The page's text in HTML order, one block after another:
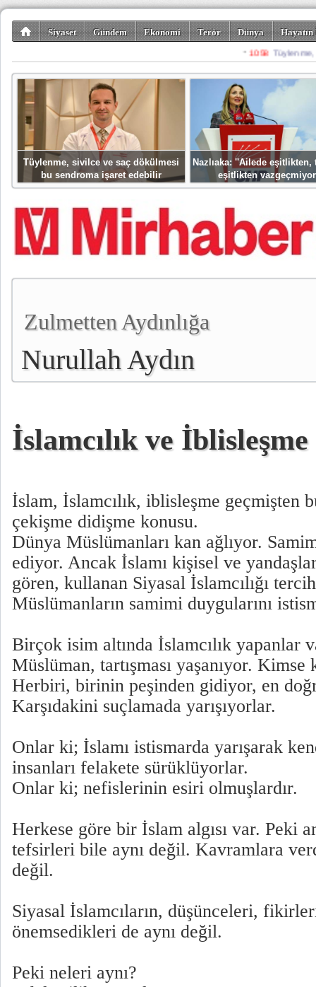
Siyaset Gündem Ekonomi Terör Dünya
Spor Misafir
Tüylenme, sivilce ve saç dökülmesi
bu sendroma işaret edebilir
Nazlıaka: ''Ailede eşitlikten,
eşitlikten
Zulmetten Aydınlığa
Nurullah Aydın
İslamcılık ve İblisleşme
İslam, İslamcılık, iblisleşme geçmişten
çekişme didişme konusu.
Dünya Müslümanları kan ağlıyor.
ediyor. Ancak İslamı kişisel ve
gören, kullanan Siyasal İslamcılığı
Müslümanların samimi duygularını
Birçok isim altında İslamcılık yapanlar
Müslüman, tartışması yaşanıyor.
Herbiri, birinin peşinden gidiyor, en
Karşıdakini suçlamada yarışıyorlar.
Onlar ki; İslamı istismarda yarışarak
insanları felakete sürüklüyorlar.
Onlar ki; nefislerinin esiri olmuşlardır.
Herkese göre bir İslam algısı var. Peki
tefsirleri bile aynı değil. Kavramlara
değil.
Siyasal İslamcıların, düşünceleri,
önemsedikleri de aynı değil.
Peki neleri aynı?